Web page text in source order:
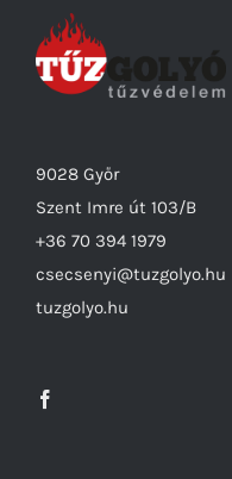
9028 Győr
Szent Imre út 103/B
+36 70 394 1979
csecsenyi@tuzgolyo.hu
tuzgolyo.hu